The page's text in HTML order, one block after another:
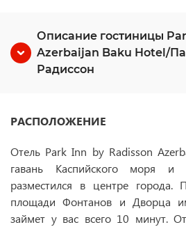
Описание гостиницы
Azerbaijan Baku Hotel/
Радиссон
РАСПОЛОЖЕНИЕ
Отель Park Inn by Radisson
гавань Каспийского моря
разместился в центре города.
площади Фонтанов и Дворца
займет у вас всего 10 минут.